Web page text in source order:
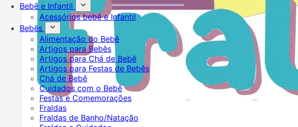
Bebê e Infantil
Acessórios bebê e Infantil
Bebês
Alimentação do Bebê
Artigos para Bebês
Artigos para Chá de Bebê
Artigos para Festas de Bebês
Chá de Bebê
Cuidados com o Bebê
Festas e Comemorações
Fraldas
Fraldas de Banho/Natação